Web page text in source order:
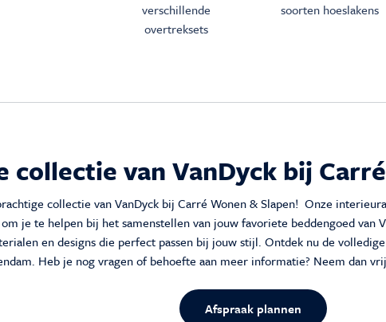
verschillende
overtreksets
soorten hoeslakens
collectie van VanDyck bij
collectie van VanDyck bij Carré Wonen & Slapen! Onze
je te helpen bij het samenstellen van jouw favoriete beddengoed van
en designs die perfect passen bij jouw stijl. Ontdek nu de
Heb je nog vragen of behoefte aan meer informatie? Neem dan
Afspraak plannen